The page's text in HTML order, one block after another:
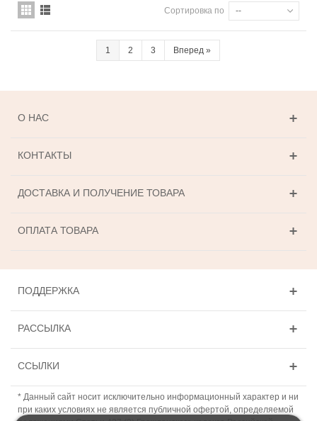
Сортировка по --
1 2 3 Вперед »
О НАС
КОНТАКТЫ
ДОСТАВКА И ПОЛУЧЕНИЕ ТОВАРА
ОПЛАТА ТОВАРА
ПОДДЕРЖКА
РАССЫЛКА
ССЫЛКИ
* Данный сайт носит исключительно информационный характер и ни
при каких условиях не является публичной офертой, определяемой